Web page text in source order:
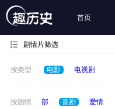
首页
剧情片筛选
按类型 电影 电视剧
按剧情 全部 喜剧 爱情